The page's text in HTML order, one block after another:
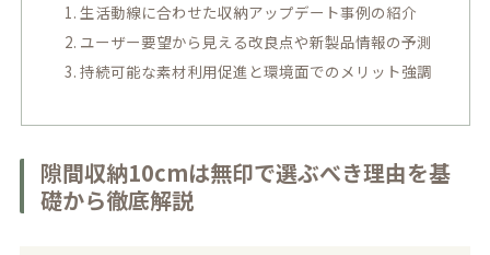
生活動線に合わせた収納アップデート事例の紹介
ユーザー要望から見える改良点や新製品情報の予測
持続可能な素材利用促進と環境面でのメリット強調
隙間収納10cmは無印で選ぶべき理由を基
礎から徹底解説